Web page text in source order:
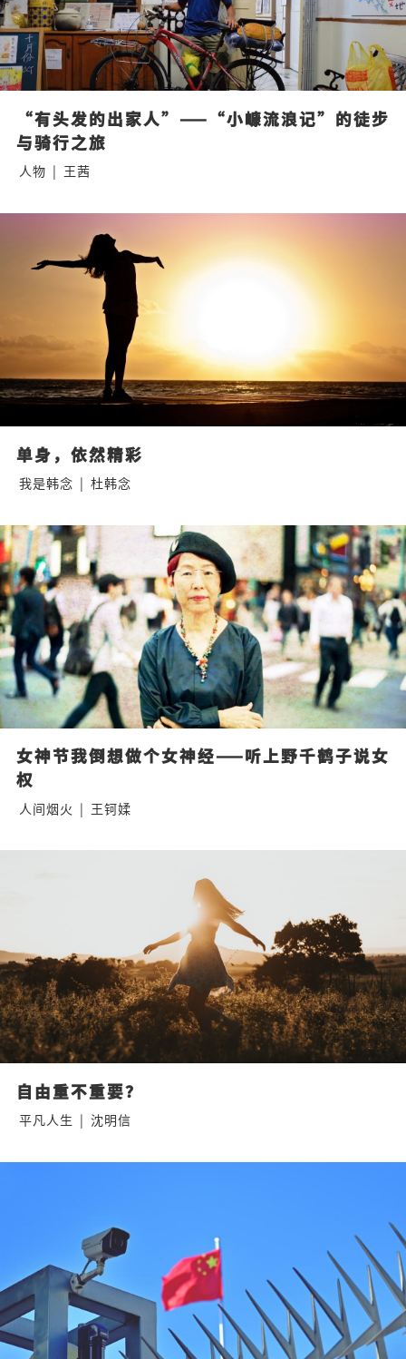
“有头发的出家人”——“小嵻流浪记”的徒步
与骑行之旅
人物 | 王茜
单身，依然精彩
我是韩念 | 杜韩念
女神节我倒想做个女神经——听上野千鹤子说女
权
人间烟火 | 王钶媃
自由重不重要？
平凡人生 | 沈明信